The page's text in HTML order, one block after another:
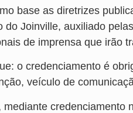
base as diretrizes
do Joinville, auxiliado
de imprensa que irão
o credenciamento é
veículo de
mediante credenciamento